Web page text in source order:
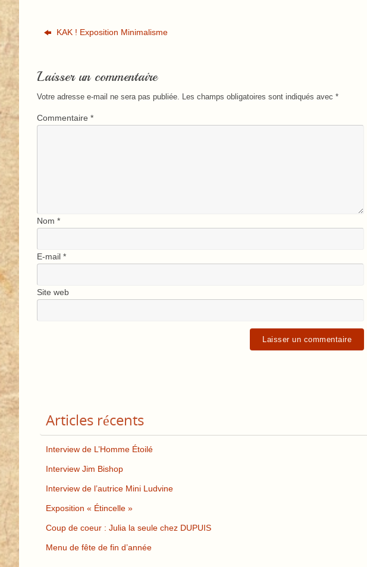
KAK ! Exposition Minimalisme
Laisser un commentaire
Votre adresse e-mail ne sera pas publiée. Les champs obligatoires sont indiqués avec *
Commentaire *
Nom *
E-mail *
Site web
Articles récents
Interview de L’Homme Étoilé
Interview Jim Bishop
Interview de l’autrice Mini Ludvine
Exposition « Étincelle »
Coup de coeur : Julia la seule chez DUPUIS
Menu de fête de fin d’année